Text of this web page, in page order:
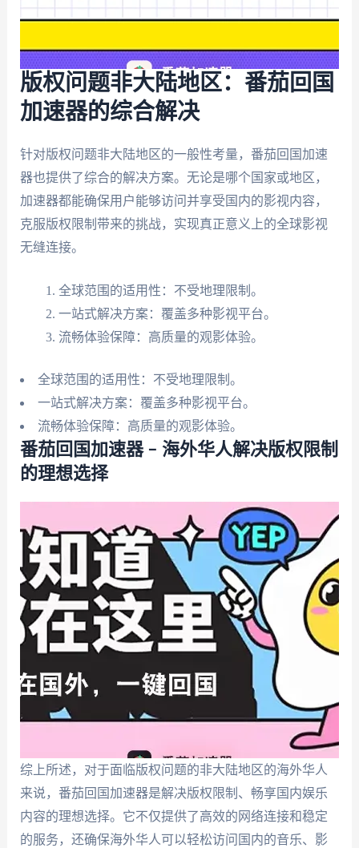
版权问题非大陆地区：番茄回国
加速器的综合解决
针对版权问题非大陆地区的一般性考量，番茄回国加速
器也提供了综合的解决方案。无论是哪个国家或地区，
加速器都能确保用户能够访问并享受国内的影视内容，
克服版权限制带来的挑战，实现真正意义上的全球影视
无缝连接。
全球范围的适用性：不受地理限制。
一站式解决方案：覆盖多种影视平台。
流畅体验保障：高质量的观影体验。
全球范围的适用性：不受地理限制。
一站式解决方案：覆盖多种影视平台。
流畅体验保障：高质量的观影体验。
番茄回国加速器 – 海外华人解决版权限制
的理想选择
综上所述，对于面临版权问题的非大陆地区的海外华人
来说，番茄回国加速器是解决版权限制、畅享国内娱乐
内容的理想选择。它不仅提供了高效的网络连接和稳定
的服务，还确保海外华人可以轻松访问国内的音乐、影